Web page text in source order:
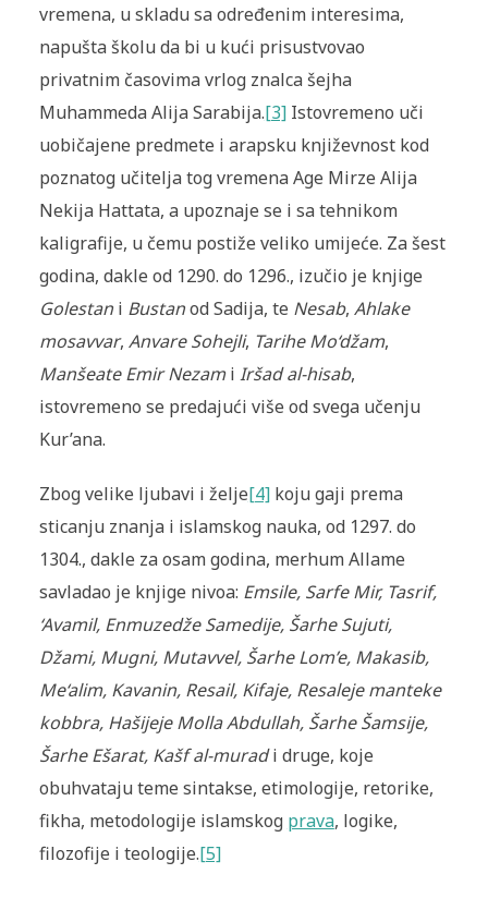
vremena, u skladu sa određenim interesima,
napušta školu da bi u kući prisustvovao
privatnim časovima vrlog znalca šejha
Muhammeda Alija Sarabija.[3]Istovremeno uči
uobičajene predmete i arapsku književnost kod
poznatog učitelja tog vremena Age Mirze Alija
Nekija Hattata, a upoznaje se i sa tehnikom
kaligrafije, u čemu postiže veliko umijeće. Za šest
godina, dakle od 1290. do 1296., izučio je knjige
Golestani Bustanod Sadija, te Nesab, Ahlake
mosavvar, Anvare Sohejli, Tarihe Mo‘džam,
Manšeate Emir Nezami Iršad al-hisab,
istovremeno se predajući više od svega učenju
Kur’ana.
Zbog velike ljubavi i želje[4]koju gaji prema
sticanju znanja i islamskog nauka, od 1297. do
1304., dakle za osam godina, merhum Allame
savladao je knjige nivoa: Emsile, Sarfe Mir, Tasrif,
‘Avamil, Enmuzedže Samedije, Šarhe Sujuti,
Džami, Mugni, Mutavvel, Šarhe Lom’e, Makasib,
Me‘alim, Kavanin, Resail, Kifaje, Resaleje manteke
kobbra, Hašijeje Molla Abdullah, Šarhe Šamsije,
Šarhe Ešarat, Kašf al-muradi druge, koje
obuhvataju teme sintakse, etimologije, retorike,
fikha, metodologije islamskog prava, logike,
filozofije i teologije.[5]